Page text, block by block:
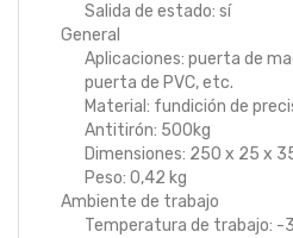
Salida de estado: sí
General
Aplicaciones: puerta de
puerta de PVC, etc.
Material: fundición de
Antitirón: 500kg
Dimensiones: 250 x 25 x
Peso: 0,42 kg
Ambiente de trabajo
Temperatura de trabajo: -